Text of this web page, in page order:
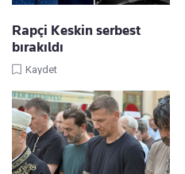
Rapçi Keskin serbest
bırakıldı
Kaydet